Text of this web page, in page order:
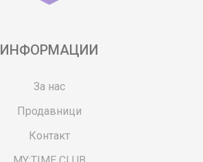
ИНФОРМАЦИИ
За нас
Продавници
Контакт